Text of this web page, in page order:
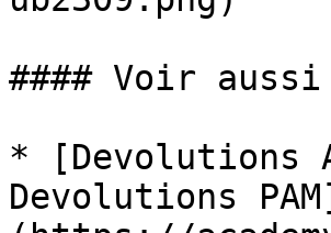
#### Voir aussi
* [Devolutions
Devolutions PAM]